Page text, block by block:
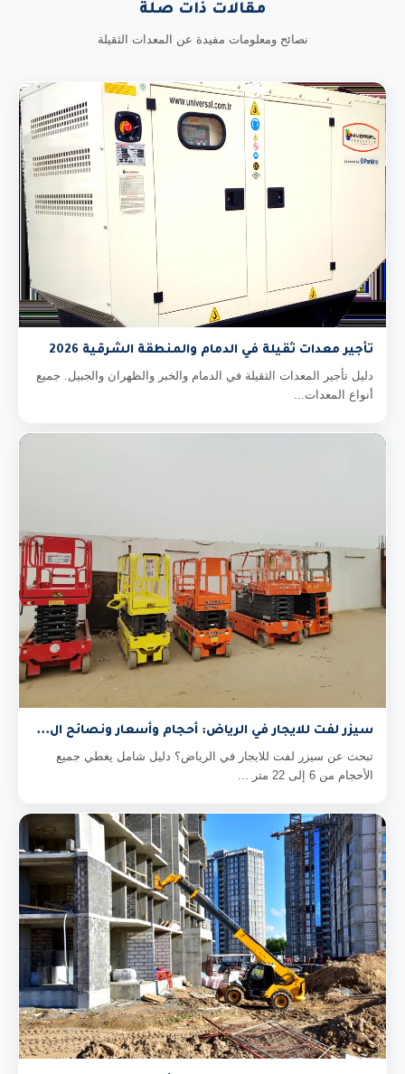
مقالات ذات صلة
نصائح ومعلومات مفيدة عن المعدات الثقيلة
تأجير معدات ثقيلة في الدمام والمنطقة الشرقية 2026
دليل تأجير المعدات الثقيلة في الدمام والخبر والظهران والجبيل. جميع
أنواع المعدات...
سيزر لفت للايجار في الرياض: أحجام وأسعار ونصائح ال...
تبحث عن سيزر لفت للايجار في الرياض؟ دليل شامل يغطي جميع
الأحجام من 6 إلى 22 متر ...